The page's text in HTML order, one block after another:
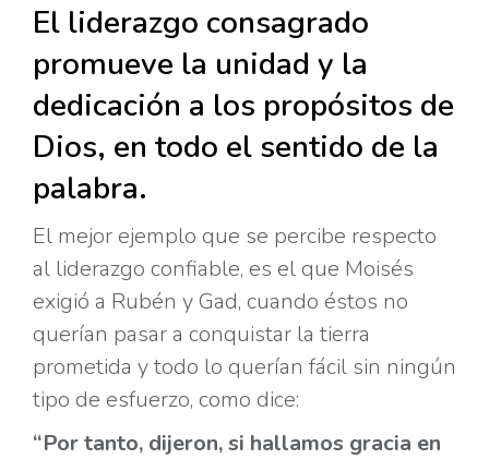
El liderazgo consagrado
promueve la unidad y la
dedicación a los propósitos de
Dios, en todo el sentido de la
palabra.
El mejor ejemplo que se percibe respecto
al liderazgo confiable, es el que Moisés
exigió a Rubén y Gad, cuando éstos no
querían pasar a conquistar la tierra
prometida y todo lo querían fácil sin ningún
tipo de esfuerzo, como dice:
“Por tanto, dijeron, si hallamos gracia en